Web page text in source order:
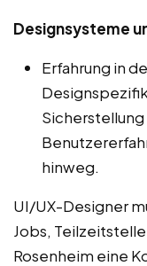
Designsysteme
Erfahrung in
hinweg.
UI/UX-Designer
Jobs,
Rosenheim eine